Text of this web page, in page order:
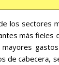
los sectores
más fieles
de cabecera,